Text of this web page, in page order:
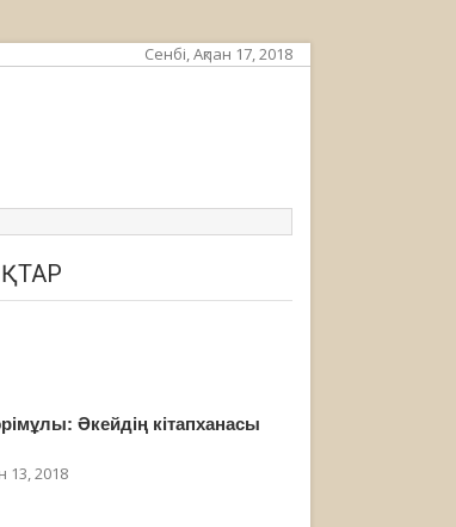
Сенбі, Ақпан 17, 2018
Әкейдің кітапханасы
13, 2018